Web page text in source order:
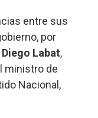
entre sus
por
Diego Labat,
ministro de
Nacional,